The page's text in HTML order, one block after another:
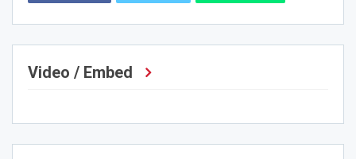
Video / Embed